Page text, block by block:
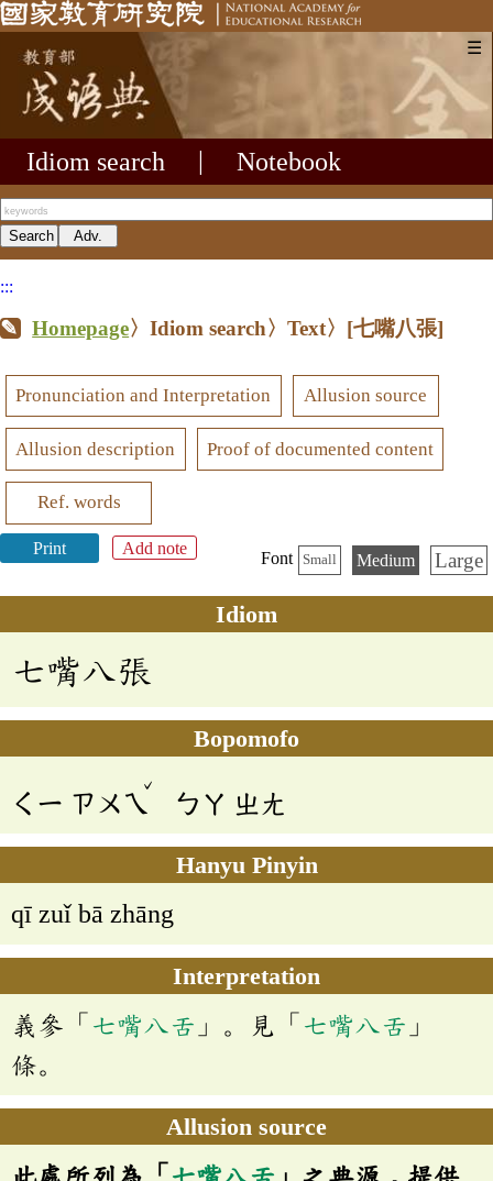
☰
Idiom search Notebook
:::
Homepage〉Idiom search〉Text〉 [七嘴八張]
Pronunciation and Interpretation Allusion source
Allusion description Proof of documented content
Ref. words
Print Add note
Font Small Medium Large
Idiom
七嘴八張
Bopomofo
ㄑㄧ ㄗㄨㄟ
ˇ
ㄅㄚ ㄓㄤ
Hanyu Pinyin
qī zuǐ bā zhāng
Interpretation
義參「 七嘴八舌 」。見「 七嘴八舌 」
條。
Allusion source
此處所列為「 七嘴八舌 」之典源，提供